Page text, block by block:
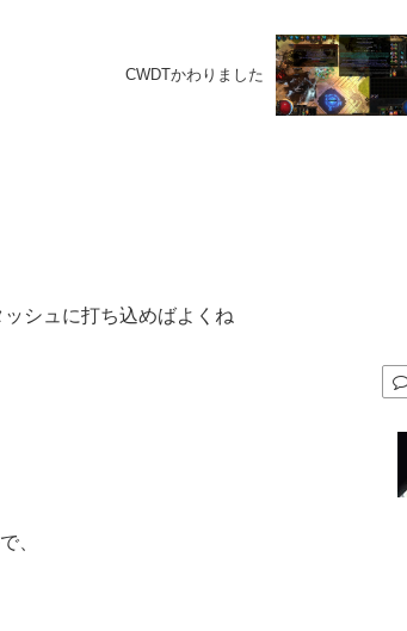
CWDTかわりました
シュに打ち込めばよくね
、